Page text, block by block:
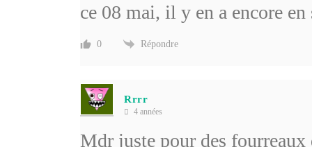
ce 08 mai, il y en a encore en
0 Répondre
Rrrr
4 années
Mdr juste pour des